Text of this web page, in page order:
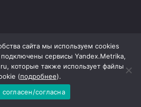
сайта мы используем cookies
подключены сервисы Yandex.Metrika,
которые также использует файлы
(подробнее).
согласен/согласна